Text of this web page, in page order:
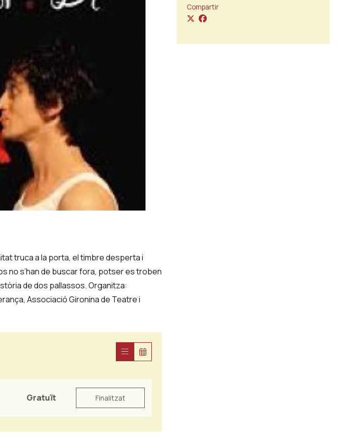
Compartir
truca a la porta, el timbre desperta i
no s’han de buscar fora, potser es troben
de dos pallassos. Organitza:
Associació Gironina de Teatre i
Gratuït Finalitzat